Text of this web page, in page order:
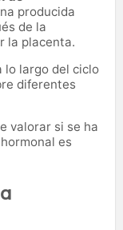
producida
de la
la placenta.
lo largo del ciclo
diferentes
valorar si se ha
es